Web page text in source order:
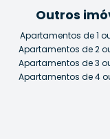
Outros
Apartamentos de 1
Apartamentos de 2
Apartamentos de 3
Apartamentos de 4